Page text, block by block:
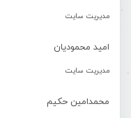
مدیریت سایت
امید محمودیان
مدیریت سایت
محمدامین حکیم